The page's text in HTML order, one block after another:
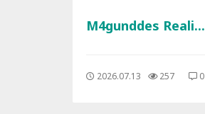
M4gunddes Reali...
2026.07.13 257 0